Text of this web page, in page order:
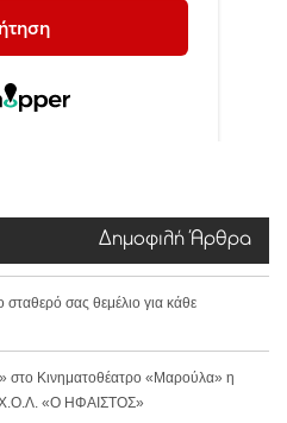
Δημοφιλή Άρθρα
σταθερό σας θεμέλιο για κάθε
στο Κινηματοθέατρο «Μαρούλα» η
Χ.Ο.Λ. «Ο ΗΦΑΙΣΤΟΣ»